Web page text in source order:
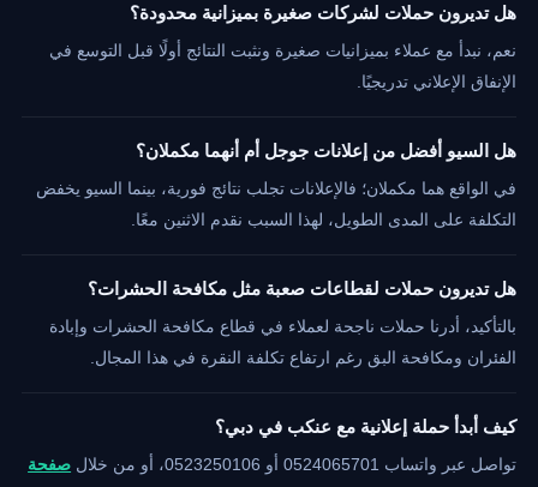
هل تديرون حملات لشركات صغيرة بميزانية محدودة؟
نعم، نبدأ مع عملاء بميزانيات صغيرة ونثبت النتائج أولًا قبل التوسع في
الإنفاق الإعلاني تدريجيًا.
هل السيو أفضل من إعلانات جوجل أم أنهما مكملان؟
في الواقع هما مكملان؛ فالإعلانات تجلب نتائج فورية، بينما السيو يخفض
التكلفة على المدى الطويل، لهذا السبب نقدم الاثنين معًا.
هل تديرون حملات لقطاعات صعبة مثل مكافحة الحشرات؟
بالتأكيد، أدرنا حملات ناجحة لعملاء في قطاع مكافحة الحشرات وإبادة
الفئران ومكافحة البق رغم ارتفاع تكلفة النقرة في هذا المجال.
كيف أبدأ حملة إعلانية مع عنكب في دبي؟
تواصل عبر واتساب 0524065701 أو 0523250106، أو من خلال
صفحة